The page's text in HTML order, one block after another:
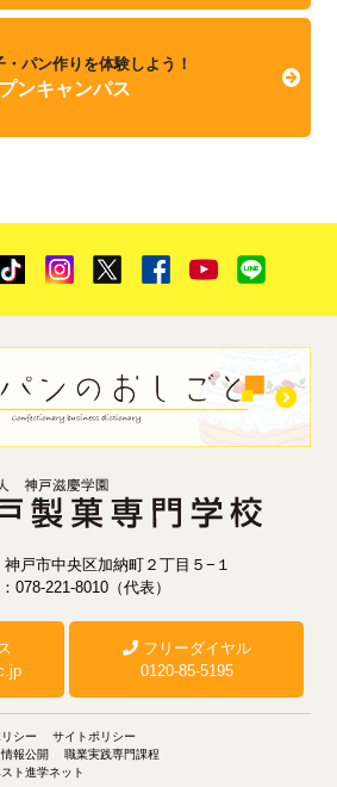
・パン作りを体験しよう！
ンキャンパス
戸市中央区加納町２丁目５−１
078-221-8010（代表）
フリーダイヤル
0120-85-5195
シー
サイトポリシー
情報公開
職業実践専門課程
ト進学ネット